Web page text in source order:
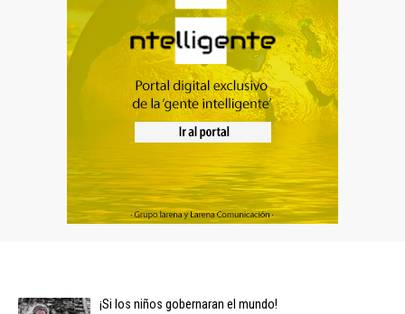
¡Si los niños gobernaran el mundo!